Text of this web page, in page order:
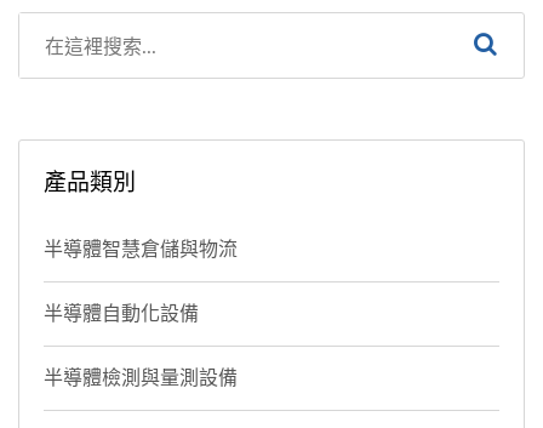
產品類別
半導體智慧倉儲與物流
半導體自動化設備
半導體檢測與量測設備